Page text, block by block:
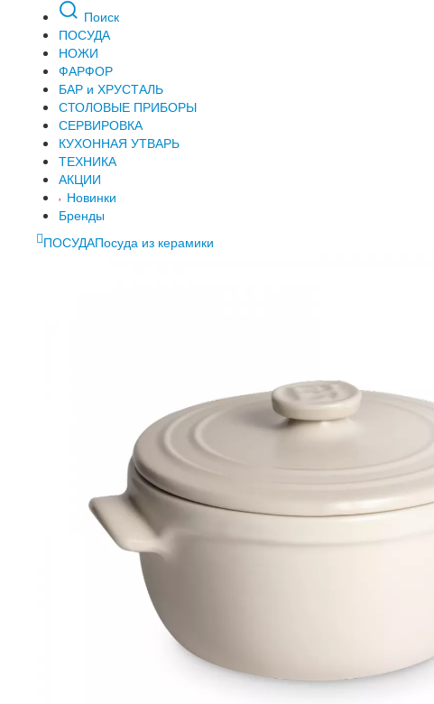
Поиск
ПОСУДА
НОЖИ
ФАРФОР
БАР и ХРУСТАЛЬ
СТОЛОВЫЕ ПРИБОРЫ
СЕРВИРОВКА
КУХОННАЯ УТВАРЬ
ТЕХНИКА
АКЦИИ
Новинки
Бренды
ПОСУДАПосуда из керамики